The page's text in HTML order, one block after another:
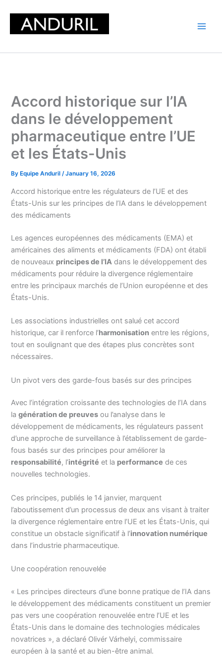
content
Accord historique sur l’IA
dans le développement
pharmaceutique entre l’UE
et les États-Unis
By Equipe Anduril/January 16, 2026
Accord historique entre les régulateurs de l’UE et des
États-Unis sur les principes de l’IA dans le développement
des médicaments
Les agences européennes des médicaments (EMA) et
américaines des aliments et médicaments (FDA) ont établi
de nouveaux principes de l’IA dans le développement des
médicaments pour réduire la divergence réglementaire
entre les principaux marchés de l’Union européenne et des
États-Unis.
Les associations industrielles ont salué cet accord
historique, car il renforce l’harmonisation entre les régions,
tout en soulignant que des étapes plus concrètes sont
nécessaires.
Un pivot vers des garde-fous basés sur des principes
Avec l’intégration croissante des technologies de l’IA dans
lagénération de preuves ou l’analyse dans le
développement de médicaments, les régulateurs passent
d’une approche de surveillance à l’établissement de garde-
fous basés sur des principes pour améliorer la
responsabilité, l’intégrité et la performance de ces
nouvelles technologies.
Ces principes, publiés le 14 janvier, marquent
l’aboutissement d’un processus de deux ans visant à traiter
la divergence réglementaire entre l’UE et les États-Unis, qui
constitue un obstacle significatif à l’innovation numérique
dans l’industrie pharmaceutique.
Une coopération renouvelée
« Les principes directeurs d’une bonne pratique de l’IA dans
le développement des médicaments constituent un premier
pas vers une coopération renouvelée entre l’UE et les
États-Unis dans le domaine des technologies médicales
novatrices », a déclaré Olivér Várhelyi, commissaire
européen à la santé et au bien-être animal.